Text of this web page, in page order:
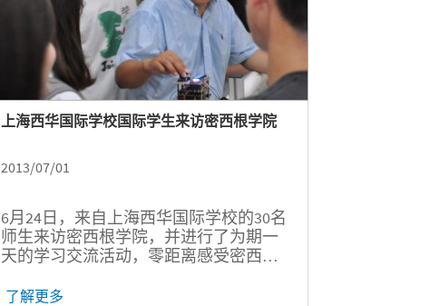
上海西华国际学校国际学生来访密西根学院
2013/07/01
6月24日，来自上海西华国际学校的30名
师生来访密西根学院，并进行了为期一
天的学习交流活动，零距离感受密西根
围。密西根学院副院长郑刚，国际项目
了解更多